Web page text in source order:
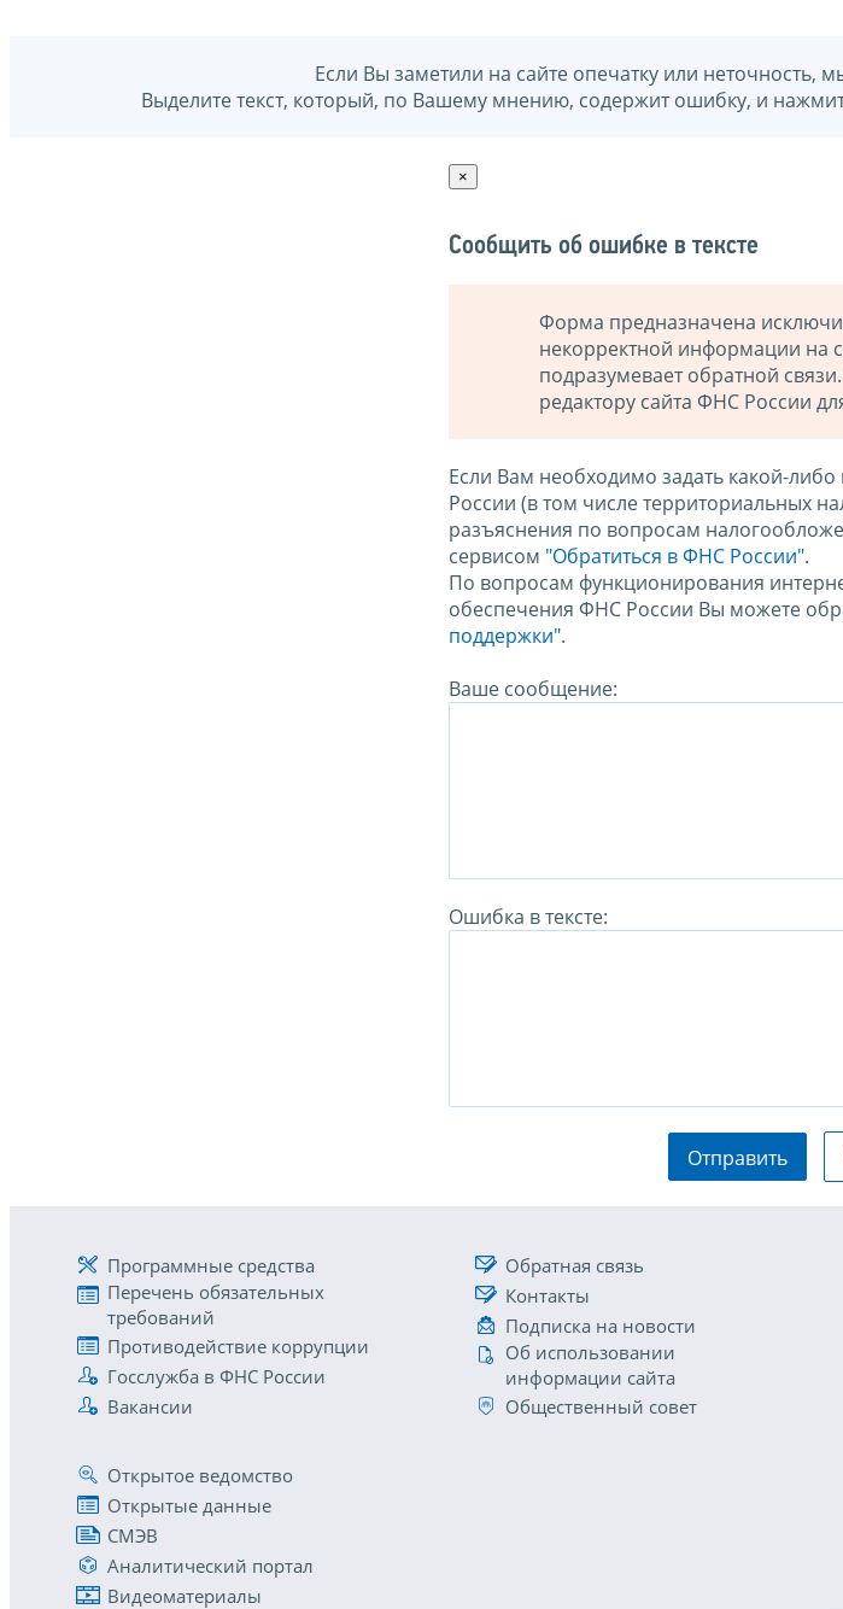
Если Вы заметили на сайте опечатку или
Выделите текст, который, по Вашему мнению, содержит ошибку, и
×
Сообщить об ошибке в тексте
Форма предназначена
некорректной информации на
подразумевает обратной
редактору сайта ФНС России
Если Вам необходимо задать какой-
России (в том числе территориальных
разъяснения по вопросам
сервисом "Обратиться в ФНС России".
По вопросам функционирования
обеспечения ФНС России Вы можете
поддержки".
Ваше сообщение:
Ошибка в тексте:
Отправить
Программные средства
Перечень обязательных
требований
Противодействие коррупции
Госслужба в ФНС России
Вакансии
Обратная связь
Контакты
Подписка на новости
Об использовании
информации сайта
Общественный совет
Открытое ведомство
Открытые данные
СМЭВ
Аналитический портал
Видеоматериалы